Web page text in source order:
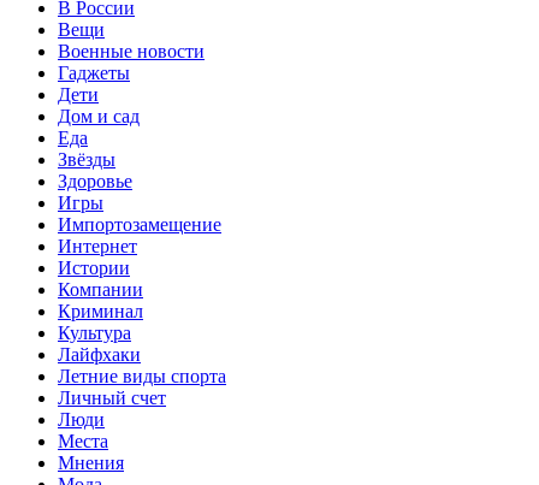
В России
Вещи
Военные новости
Гаджеты
Дети
Дом и сад
Еда
Звёзды
Здоровье
Игры
Импортозамещение
Интернет
Истории
Компании
Криминал
Культура
Лайфхаки
Летние виды спорта
Личный счет
Люди
Места
Мнения